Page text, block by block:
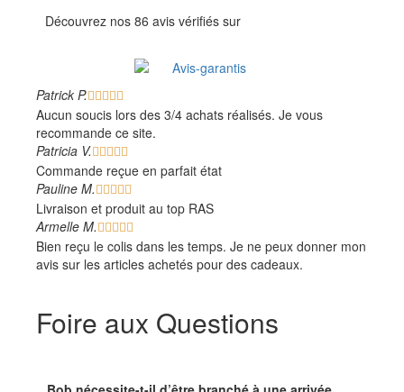
Découvrez nos 86 avis vérifiés sur
Patrick P.     
Aucun soucis lors des 3/4 achats réalisés. Je vous
recommande ce site.
Patricia V.     
Commande reçue en parfait état
Pauline M.     
Livraison et produit au top RAS
Armelle M.     
Bien reçu le colis dans les temps. Je ne peux donner mon
avis sur les articles achetés pour des cadeaux.
Foire aux Questions